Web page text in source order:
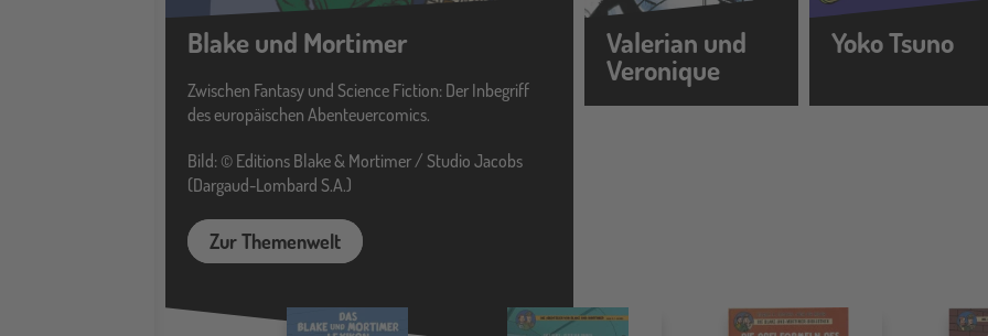
Blake und Mortimer
Zwischen Fantasy und Science Fiction: Der Inbegriff
des europäischen Abenteuercomics.
Bild: © Editions Blake & Mortimer / Studio Jacobs
(Dargaud-Lombard S.A.)
Zur Themenwelt
Valerian und
Veronique
Yoko Tsuno